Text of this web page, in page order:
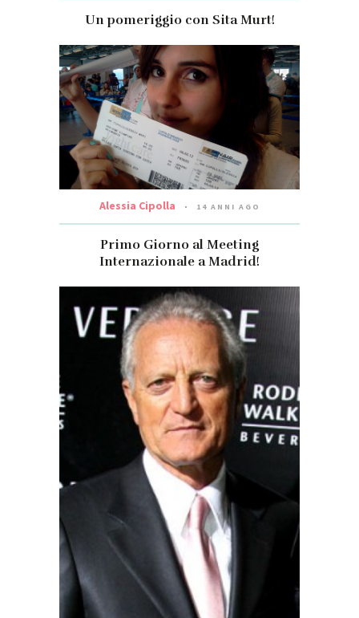
Un pomeriggio con Sita Murt!
Alessia Cipolla 14 ANNI AGO
Primo Giorno al Meeting
Internazionale a Madrid!